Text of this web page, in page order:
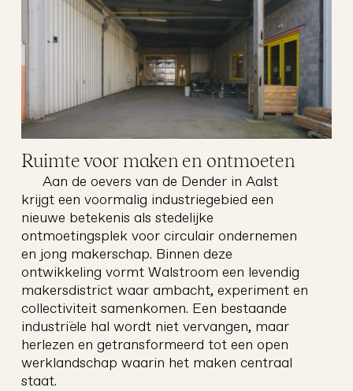
Ruimte voor maken en ontmoeten
Aan de oevers van de Dender in Aalst
krijgt een voormalig industriegebied een
nieuwe betekenis als stedelijke
ontmoetingsplek voor circulair ondernemen
en jong makerschap. Binnen deze
ontwikkeling vormt Walstroom een levendig
makersdistrict waar ambacht, experiment en
collectiviteit samenkomen. Een bestaande
industriële hal wordt niet vervangen, maar
herlezen en getransformeerd tot een open
werklandschap waarin het maken centraal
staat.
edson 2.0 architectuur